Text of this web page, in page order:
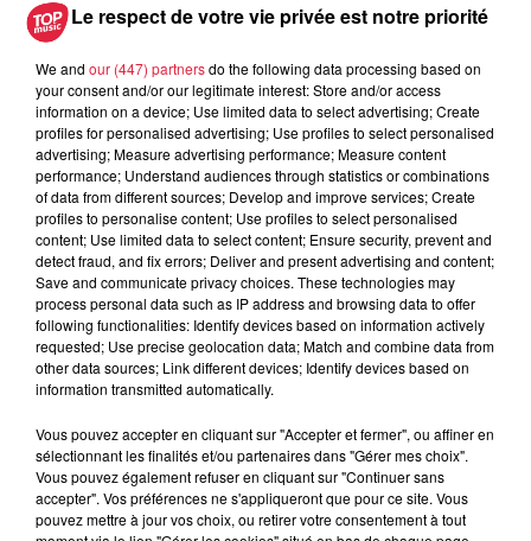
Strasbourg 2026
Jeux
Nos jeux
FAQ
Règlements
Agenda
Podcasts
Les originaux
Les replays
Pour vos marques
Horoscope
Le respect de votre vie privée est notre priorité
We and our (447) partnersdo the following data processing based on
your consent and/or our legitimate interest: Store and/or access
information on a device; Use limited data to select advertising; Create
profiles for personalised advertising; Use profiles to select personalised
advertising; Measure advertising performance; Measure content
performance; Understand audiences through statistics or combinations
of data from different sources; Develop and improve services; Create
profiles to personalise content; Use profiles to select personalised
content; Use limited data to select content; Ensure security, prevent and
detect fraud, and fix errors; Deliver and present advertising and content;
Save and communicate privacy choices. These technologies may
process personal data such as IP address and browsing data to offer
following functionalities: Identify devices based on information actively
requested; Use precise geolocation data; Match and combine data from
other data sources; Link different devices; Identify devices based on
information transmitted automatically.
Vous pouvez accepter en cliquant sur "Accepter et fermer", ou affiner en
sélectionnant les finalités et/ou partenaires dans "Gérer mes choix".
Vous pouvez également refuser en cliquant sur "Continuer sans
accepter". Vos préférences ne s'appliqueront que pour ce site. Vous
pouvez mettre à jour vos choix, ou retirer votre consentement à tout